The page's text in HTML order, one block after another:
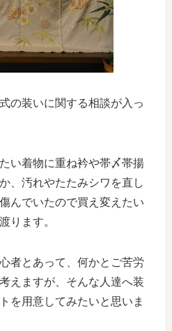
の装いに関する相談が入っ
い着物に重ね衿や帯〆帯揚
、汚れやたたみシワを直し
んでいたので買え変えたい
ります。
者とあって、何かとご苦労
えますが、そんな人達へ装
を用意してみたいと思いま